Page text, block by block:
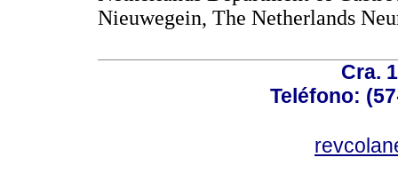
Nieuwegein, The Netherlands
Cra.
Teléfono: